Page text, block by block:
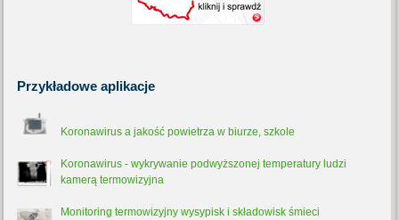
Przykładowe aplikacje
Koronawirus a jakość powietrza w biurze, szkole
Koronawirus - wykrywanie podwyższonej temperatury ludzi
kamerą termowizyjna
Monitoring termowizyjny wysypisk i składowisk śmieci